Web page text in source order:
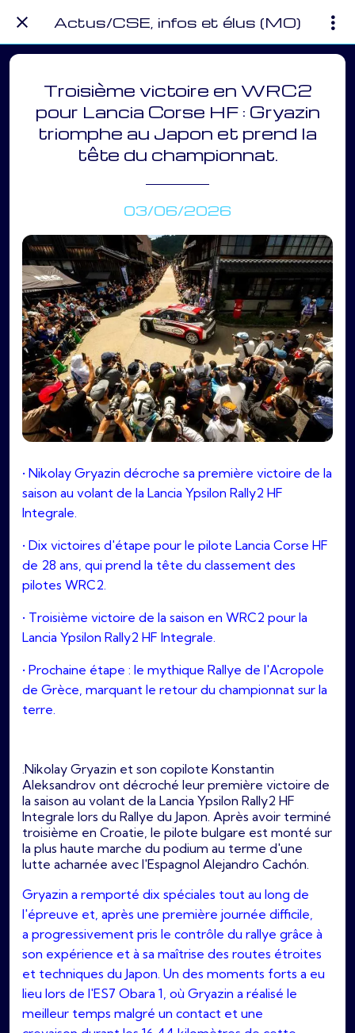
Actus/CSE, infos et élus (MO)
Troisième victoire en WRC2
pour Lancia Corse HF : Gryazin
triomphe au Japon et prend la
tête du championnat.
03/06/2026
• Nikolay Gryazin décroche sa première victoire de la
saison au volant de la Lancia Ypsilon Rally2 HF
Integrale.
• Dix victoires d'étape pour le pilote Lancia Corse HF
de 28 ans, qui prend la tête du classement des
pilotes WRC2.
• Troisième victoire de la saison en WRC2 pour la
Lancia Ypsilon Rally2 HF Integrale.
• Prochaine étape : le mythique Rallye de l'Acropole
de Grèce, marquant le retour du championnat sur la
terre.
.Nikolay Gryazin et son copilote Konstantin
Aleksandrov ont décroché leur première victoire de
la saison au volant de la Lancia Ypsilon Rally2 HF
Integrale lors du Rallye du Japon. Après avoir terminé
troisième en Croatie, le pilote bulgare est monté sur
la plus haute marche du podium au terme d'une
lutte acharnée avec l'Espagnol Alejandro Cachón.
Gryazin a remporté dix spéciales tout au long de
l'épreuve et, après une première journée difficile,
a progressivement pris le contrôle du rallye grâce à
son expérience et à sa maîtrise des routes étroites
et techniques du Japon. Un des moments forts a eu
lieu lors de l'ES7 Obara 1, où Gryazin a réalisé le
meilleur temps malgré un contact et une